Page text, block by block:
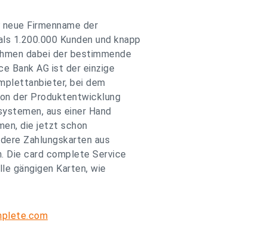
Firmenname der
1.200.000 Kunden und knapp
dabei der bestimmende
Bank AG ist der einzige
bei dem
der Produktentwicklung
aus einer Hand
die jetzt schon
Zahlungskarten aus
Die card complete Service
gängigen Karten, wie